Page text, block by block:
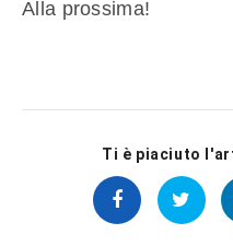
Alla prossima!
Ti è piaciuto